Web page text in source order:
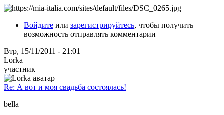
Войдите или зарегистрируйтесь, чтобы получить
возможность отправлять комментарии
Втр, 15/11/2011 - 21:01
Lorka
участник
Re: А вот и моя свадьба состоялась!
bella